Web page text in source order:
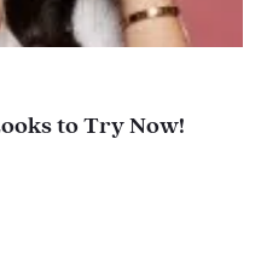
to Try Now!